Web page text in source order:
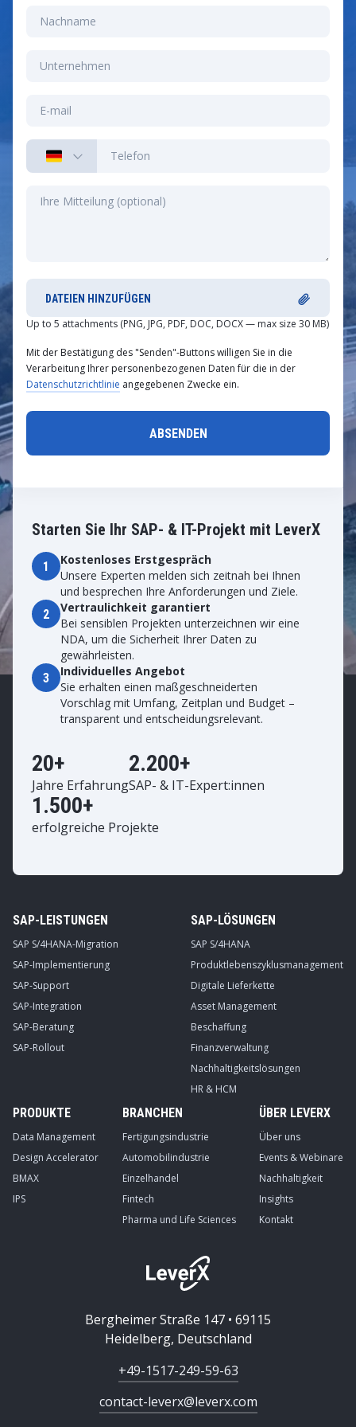
Starten Sie Ihr SAP- & IT-Projekt mit LeverX
1
Kostenloses Erstgespräch
Unsere Experten melden sich zeitnah bei Ihnen
und besprechen Ihre Anforderungen und Ziele.
2
Vertraulichkeit garantiert
Bei sensiblen Projekten unterzeichnen wir eine
NDA, um die Sicherheit Ihrer Daten zu
gewährleisten.
3
Individuelles Angebot
Sie erhalten einen maßgeschneiderten
Vorschlag mit Umfang, Zeitplan und Budget –
transparent und entscheidungsrelevant.
20+
Jahre Erfahrung
2.200+
SAP- & IT-Expert:innen
1.500+
erfolgreiche Projekte
DATEIEN HINZUFÜGEN
Up to 5 attachments (PNG, JPG, PDF, DOC, DOCX — max size 30 MB)
Mit der Bestätigung des "Senden"-Buttons willigen Sie in die
Verarbeitung Ihrer personenbezogenen Daten für die in der
Datenschutzrichtlinie angegebenen Zwecke ein.
SAP-LEISTUNGEN
SAP S/4HANA-Migration
SAP-Implementierung
SAP-Support
SAP-Integration
SAP-Beratung
SAP-Rollout
SAP-LÖSUNGEN
SAP S/4HANA
Produktlebenszyklusmanagement
Digitale Lieferkette
Asset Management
Beschaffung
Finanzverwaltung
Nachhaltigkeitslösungen
HR & HCM
PRODUKTE
Data Management
Design Accelerator
BMAX
IPS
BRANCHEN
Fertigungsindustrie
Automobilindustrie
Einzelhandel
Fintech
Pharma und Life Sciences
ÜBER LEVERX
Über uns
Events & Webinare
Nachhaltigkeit
Insights
Kontakt
Bergheimer Straße 147 • 69115
Heidelberg, Deutschland
+49-1517-249-59-63
contact-leverx@leverx.com